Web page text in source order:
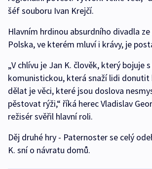
šéf souboru Ivan Krejčí.
Hlavním hrdinou absurdního divadla
Polska, ve kterém mluví i krávy, je
„V chlívu je Jan K. člověk, který bojuje
komunistickou, která snaží lidi donutit
dělat je věci, které jsou doslova
pěstovat rýži,“ říká herec Vladislav
režisér svěřil hlavní roli.
Děj druhé hry - Paternoster se celý
K. sní o návratu domů.